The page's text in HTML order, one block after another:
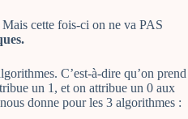
cette fois-ci on ne va PAS
C’est-à-dire qu’on prend
un 1, et on attribue un 0 aux
donne pour les 3 algorithmes :